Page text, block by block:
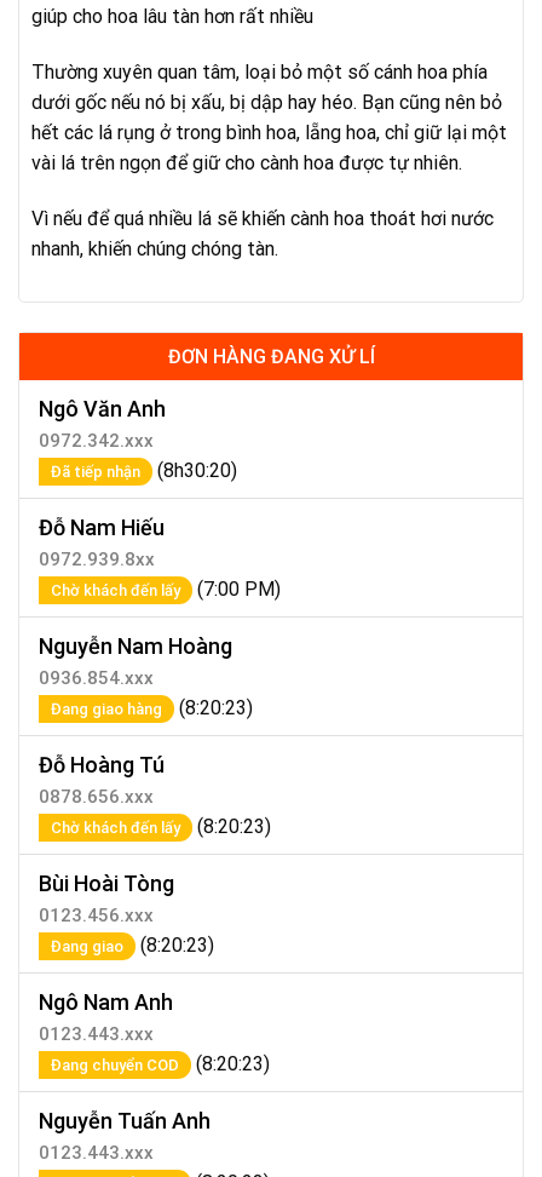
giúp cho hoa lâu tàn hơn rất nhiều
Thường xuyên quan tâm, loại bỏ một số cánh hoa phía
dưới gốc nếu nó bị xấu, bị dập hay héo. Bạn cũng nên bỏ
hết các lá rụng ở trong bình hoa, lẵng hoa, chỉ giữ lại một
vài lá trên ngọn để giữ cho cành hoa được tự nhiên.
Vì nếu để quá nhiều lá sẽ khiến cành hoa thoát hơi nước
nhanh, khiến chúng chóng tàn.
ĐƠN HÀNG ĐANG XỬ LÍ
Ngô Văn Anh
0972.342.xxx
Đã tiếp nhận (8h30:20)
Đỗ Nam Hiếu
0972.939.8xx
Chờ khách đến lấy (7:00 PM)
Nguyễn Nam Hoàng
0936.854.xxx
Đang giao hàng (8:20:23)
Đỗ Hoàng Tú
0878.656.xxx
Chờ khách đến lấy (8:20:23)
Bùi Hoài Tòng
0123.456.xxx
Đang giao (8:20:23)
Ngô Nam Anh
0123.443.xxx
Đang chuyển COD (8:20:23)
Nguyễn Tuấn Anh
0123.443.xxx